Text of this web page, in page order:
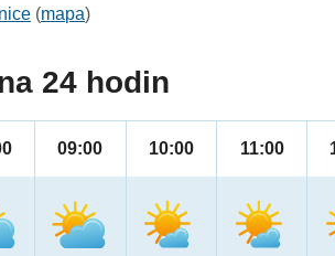
(mapa)
24 hodin
09:00 10:00 11:00